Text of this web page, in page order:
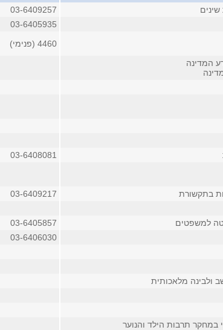
03-6409257
03-6405935
4460 (פנימי)
המדינה
03-6408081
בתקשורת
03-6409217
למשפטים
03-6405857
03-6406030
ולבינה מלאכותית
תרבות הילד והנוער